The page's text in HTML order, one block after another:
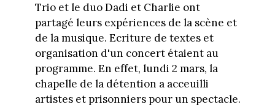
Trio et le duo Dadi et Charlie ont
partagé leurs expériences de la scène et
de la musique. Ecriture de textes et
organisation d'un concert étaient au
programme. En effet, lundi 2 mars, la
chapelle de la détention a acceuilli
artistes et prisonniers pour un spectacle.